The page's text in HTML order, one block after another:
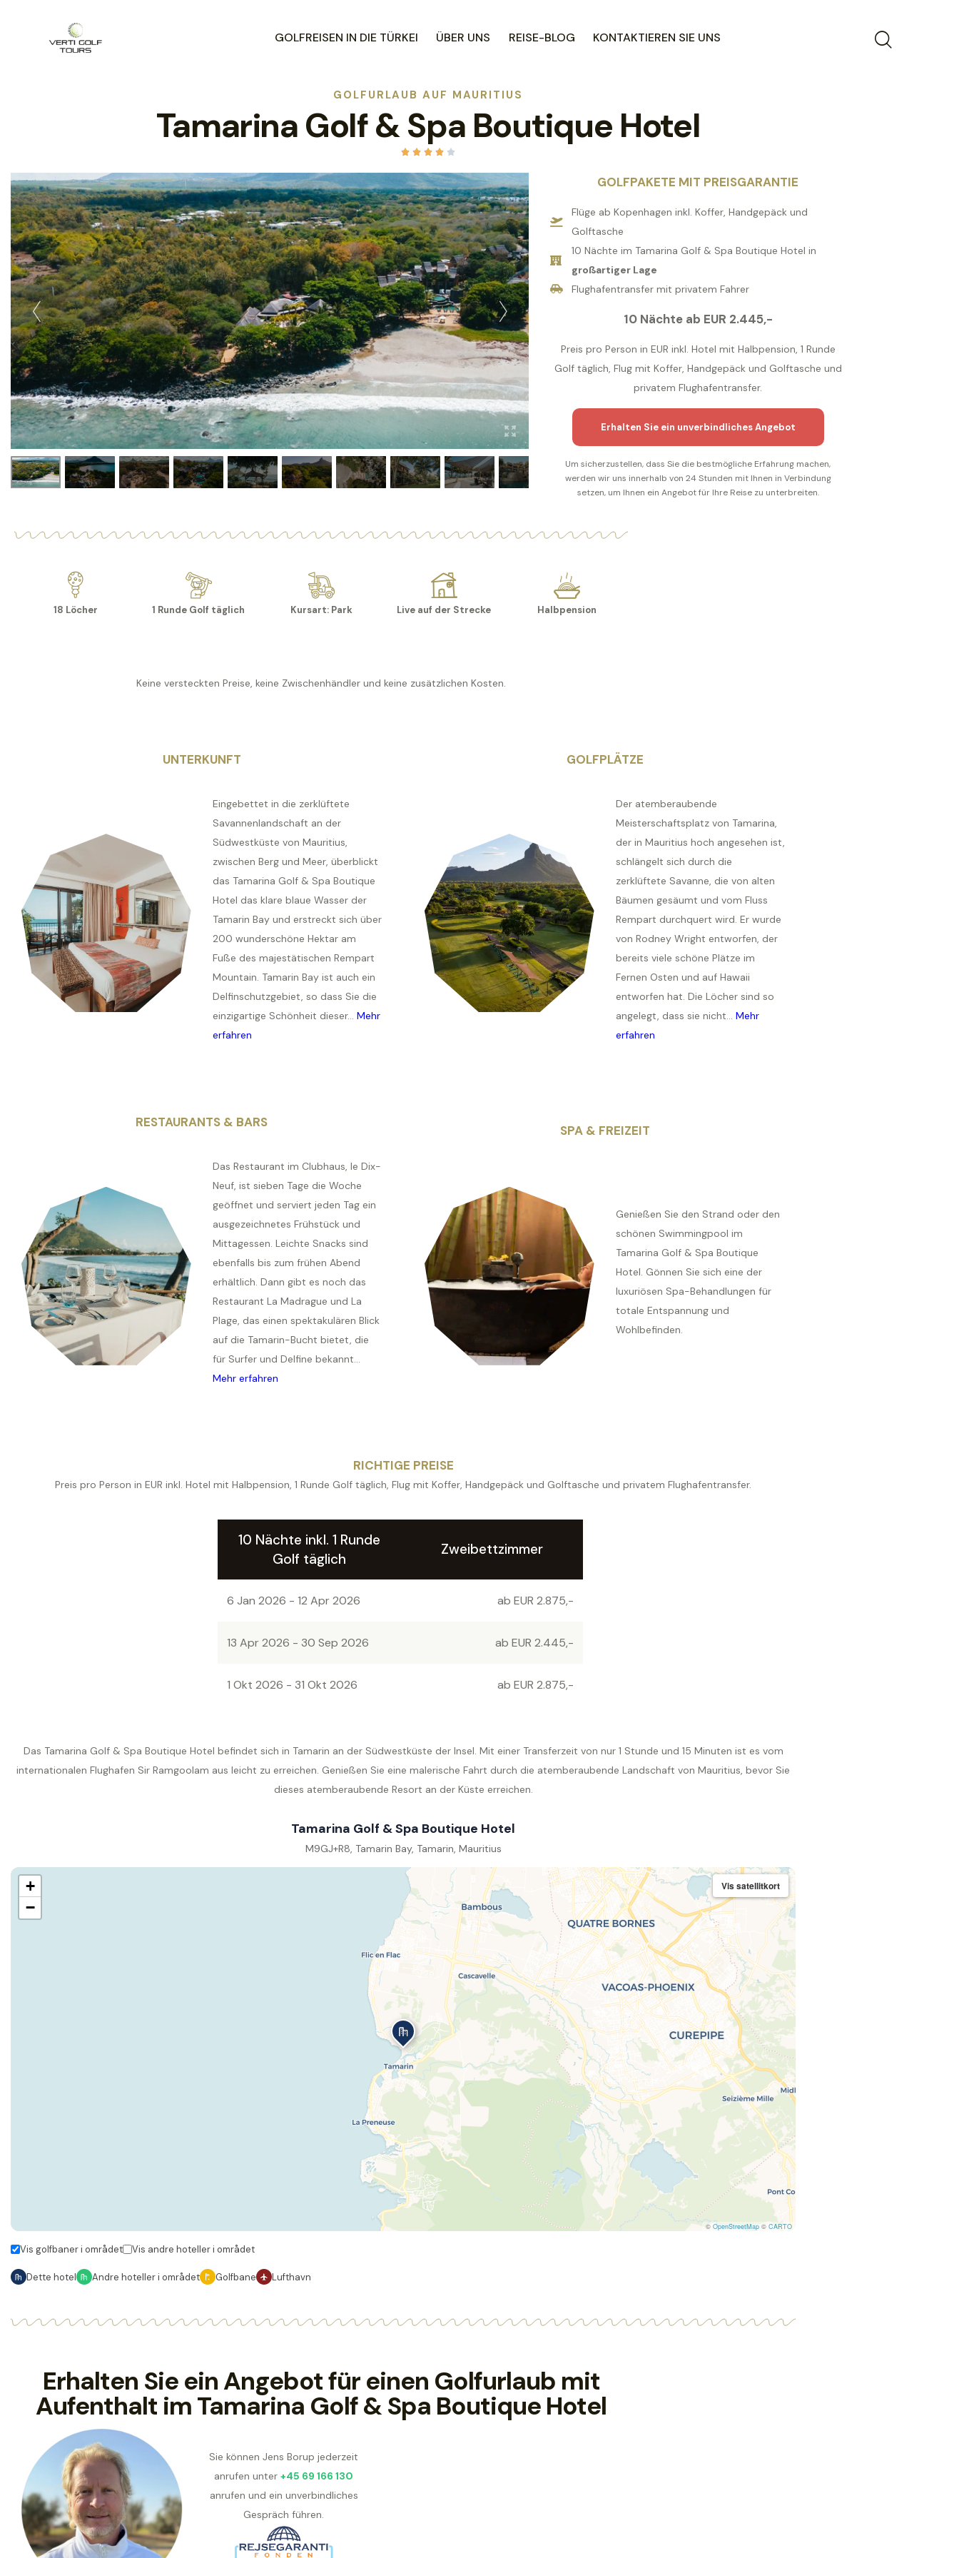
GOLFREISEN IN DIE TÜRKEI ÜBER UNS REISE-BLOG KONTAKTIEREN SIE UNS
GOLFURLAUB AUF MAURITIUS
Tamarina Golf & Spa Boutique Hotel
    
GOLFPAKETE MIT PREISGARANTIE
Flüge ab Kopenhagen inkl. Koffer, Handgepäck und
Golftasche
10 Nächte im Tamarina Golf & Spa Boutique Hotel in
großartiger Lage
Flughafentransfer mit privatem Fahrer
10 Nächte ab EUR 2.445,-
Preis pro Person in EUR inkl. Hotel mit Halbpension, 1 Runde
Golf täglich, Flug mit Koffer, Handgepäck und Golftasche und
privatem Flughafentransfer.
Erhalten Sie ein unverbindliches Angebot
Um sicherzustellen, dass Sie die bestmögliche Erfahrung machen,
werden wir uns innerhalb von 24 Stunden mit Ihnen in Verbindung
setzen, um Ihnen ein Angebot für Ihre Reise zu unterbreiten.
18 Löcher 1 Runde Golf täglich Kursart: Park Live auf der Strecke Halbpension
Keine versteckten Preise, keine Zwischenhändler und keine zusätzlichen Kosten.
UNTERKUNFT
Eingebettet in die zerklüftete
Savannenlandschaft an der
Südwestküste von Mauritius,
zwischen Berg und Meer, überblickt
das Tamarina Golf & Spa Boutique
Hotel das klare blaue Wasser der
Tamarin Bay und erstreckt sich über
200 wunderschöne Hektar am
Fuße des majestätischen Rempart
Mountain. Tamarin Bay ist auch ein
Delfinschutzgebiet, so dass Sie die
einzigartige Schönheit dieser... Mehr
erfahren
GOLFPLÄTZE
Der atemberaubende
Meisterschaftsplatz von Tamarina,
der in Mauritius hoch angesehen ist,
schlängelt sich durch die
zerklüftete Savanne, die von alten
Bäumen gesäumt und vom Fluss
Rempart durchquert wird. Er wurde
von Rodney Wright entworfen, der
bereits viele schöne Plätze im
Fernen Osten und auf Hawaii
entworfen hat. Die Löcher sind so
angelegt, dass sie nicht... Mehr
erfahren
RESTAURANTS & BARS
Das Restaurant im Clubhaus, le Dix-
Neuf, ist sieben Tage die Woche
geöffnet und serviert jeden Tag ein
ausgezeichnetes Frühstück und
Mittagessen. Leichte Snacks sind
ebenfalls bis zum frühen Abend
erhältlich. Dann gibt es noch das
Restaurant La Madrague und La
Plage, das einen spektakulären Blick
auf die Tamarin-Bucht bietet, die
für Surfer und Delfine bekannt...
Mehr erfahren
SPA & FREIZEIT
Genießen Sie den Strand oder den
schönen Swimmingpool im
Tamarina Golf & Spa Boutique
Hotel. Gönnen Sie sich eine der
luxuriösen Spa-Behandlungen für
totale Entspannung und
Wohlbefinden.
RICHTIGE PREISE
Preis pro Person in EUR inkl. Hotel mit Halbpension, 1 Runde Golf täglich, Flug mit Koffer, Handgepäck und Golftasche und privatem Flughafentransfer.
10 Nächte inkl. 1 Runde
Golf täglich
Zweibettzimmer
6 Jan 2026 - 12 Apr 2026 ab EUR 2.875,-
13 Apr 2026 - 30 Sep 2026 ab EUR 2.445,-
1 Okt 2026 - 31 Okt 2026 ab EUR 2.875,-
Das Tamarina Golf & Spa Boutique Hotel befindet sich in Tamarin an der Südwestküste der Insel. Mit einer Transferzeit von nur 1 Stunde und 15 Minuten ist es vom
internationalen Flughafen Sir Ramgoolam aus leicht zu erreichen. Genießen Sie eine malerische Fahrt durch die atemberaubende Landschaft von Mauritius, bevor Sie
dieses atemberaubende Resort an der Küste erreichen.
Tamarina Golf & Spa Boutique Hotel
M9GJ+R8, Tamarin Bay, Tamarin, Mauritius
+
−
Vis satellitkort
© OpenStreetMap © CARTO
Vis golfbaner i området Vis andre hoteller i området
Dette hotel Andre hoteller i området Golfbane Lufthavn
Erhalten Sie ein Angebot für einen Golfurlaub mit
Aufenthalt im Tamarina Golf & Spa Boutique Hotel
Sie können Jens Borup jederzeit
anrufen unter +45 69 166 130
anrufen und ein unverbindliches
Gespräch führen.